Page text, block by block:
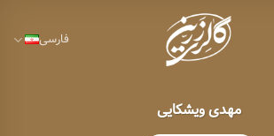
فارسی
مهدی ویشکایی